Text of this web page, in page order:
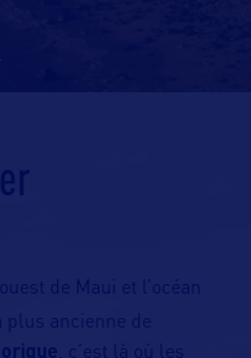
de Maui et l’océan
ancienne de
, c’est là où les